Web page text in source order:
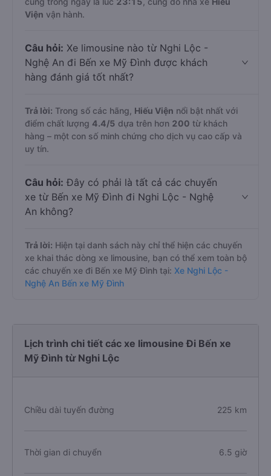
Viện vận hành.
Câu hỏi: Xe limousine nào từ Nghi Lộc -
Nghệ An đi Bến xe Mỹ Đình được khách
hàng đánh giá tốt nhất?
Trả lời: Trong số các hãng, Hiếu Viện nổi bật nhất với
điểm chất lượng 4.4/5 dựa trên hơn 200 từ khách
hàng – một con số minh chứng cho dịch vụ cao cấp và
uy tín.
Câu hỏi: Đây có phải là tất cả các chuyến
xe từ Bến xe Mỹ Đình đi Nghi Lộc - Nghệ
An không?
Trả lời: Hiện tại danh sách này chỉ thể hiện các chuyến
xe khai thác dòng xe limousine, bạn có thể xem toàn bộ
các chuyến xe đi Bến xe Mỹ Đình tại: Xe Nghi Lộc -
Nghệ An Bến xe Mỹ Đình
Lịch trình chi tiết các xe limousine Đi Bến xe
Mỹ Đình từ Nghi Lộc
Chiều dài tuyến đường 225 km
Thời gian di chuyển 6.5 giờ